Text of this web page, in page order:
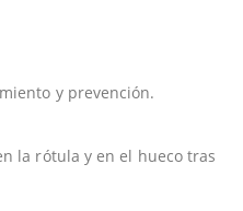
y prevención.
la rótula y en el hueco tras